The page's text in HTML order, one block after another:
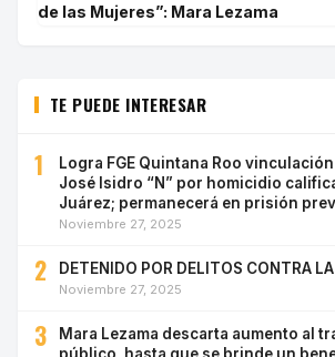
de las Mujeres”: Mara Lezama
TE PUEDE INTERESAR
1
Logra FGE Quintana Roo
José Isidro “N” por homicidio
Juárez; permanecerá en prisión
Noviembre 27, 2025
2 DETENIDO POR DELITOS CONTRA
Noviembre 27, 2025
3
Mara Lezama descarta aumento al